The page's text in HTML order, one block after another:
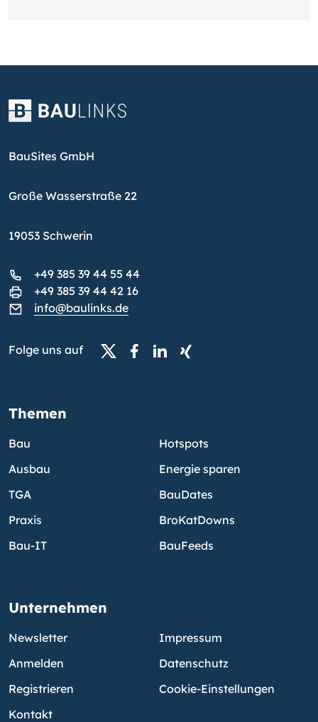
BauSites GmbH
Große Wasserstraße 22
19053 Schwerin
+49 385 39 44 55 44
+49 385 39 44 42 16
info@baulinks.de
Folge uns auf
Themen
Bau
Ausbau
TGA
Praxis
Bau-IT
Hotspots
Energie sparen
BauDates
BroKatDowns
BauFeeds
Unternehmen
Newsletter
Anmelden
Registrieren
Kontakt
Impressum
Datenschutz
Cookie-Einstellungen